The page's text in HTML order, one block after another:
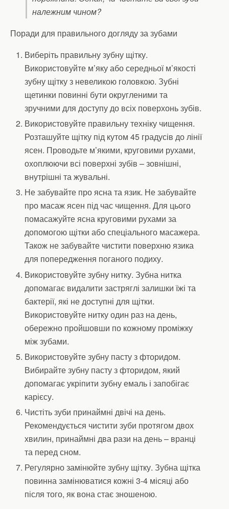
належним чином?
Поради для правильного догляду за зубами
Виберіть правильну зубну щітку.
Використовуйте м’яку або середньої м’якості
зубну щітку з невеликою головкою. Зубні
щетинки повинні бути округленими та
зручними для доступу до всіх поверхонь зубів.
Використовуйте правильну техніку чищення.
Розташуйте щітку під кутом 45 градусів до лінії
ясен. Проводьте м’якими, круговими рухами,
охоплюючи всі поверхні зубів – зовнішні,
внутрішні та жувальні.
Не забувайте про ясна та язик. Не забувайте
про масаж ясен під час чищення. Для цього
помасажуйте ясна круговими рухами за
допомогою щітки або спеціального масажера.
Також не забувайте чистити поверхню язика
для попередження поганого подиху.
Використовуйте зубну нитку. Зубна нитка
допомагає видалити застряглі залишки їжі та
бактерії, які не доступні для щітки.
Використовуйте нитку один раз на день,
обережно пройшовши по кожному проміжку
між зубами.
Використовуйте зубну пасту з фторидом.
Вибирайте зубну пасту з фторидом, який
допомагає укріпити зубну емаль і запобігає
карієсу.
Чистіть зуби принаймні двічі на день.
Рекомендується чистити зуби протягом двох
хвилин, принаймні два рази на день – вранці
та перед сном.
Регулярно замінюйте зубну щітку. Зубна щітка
повинна замінюватися кожні 3-4 місяці або
після того, як вона стає зношеною.